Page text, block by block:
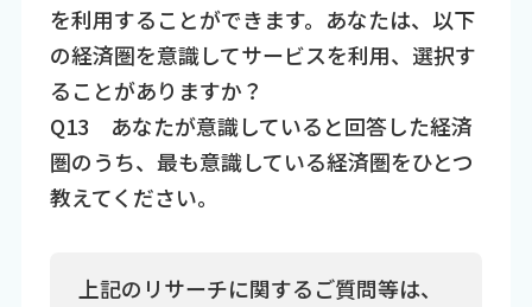
を利用することができます。あなたは、以下
の経済圏を意識してサービスを利用、選択す
ることがありますか？
Q13 あなたが意識していると回答した経済
圏のうち、最も意識している経済圏をひとつ
教えてください。
上記のリサーチに関するご質問等は、